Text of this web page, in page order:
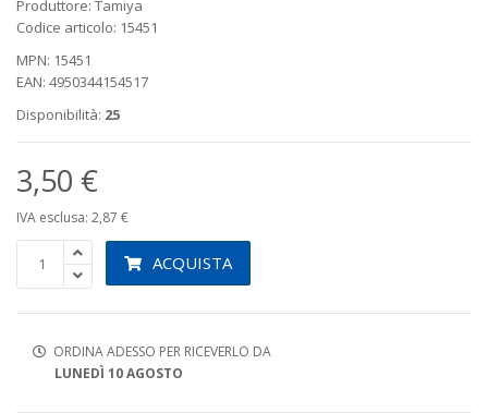
Produttore: Tamiya
Codice articolo: 15451
MPN: 15451
EAN: 4950344154517
Disponibilità: 25
3,50 €
IVA esclusa: 2,87 €
ACQUISTA
ORDINA ADESSO PER RICEVERLO DA
LUNEDÌ 10 AGOSTO